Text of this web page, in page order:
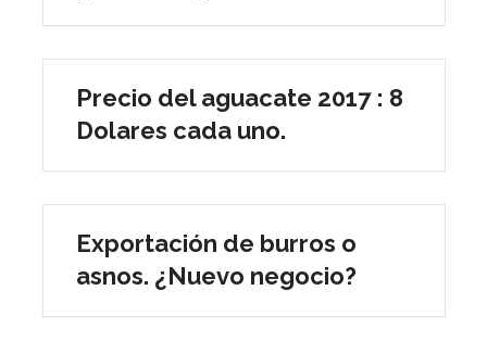
Precio del aguacate 2017 : 8
Dolares cada uno.
Exportación de burros o
asnos. ¿Nuevo negocio?